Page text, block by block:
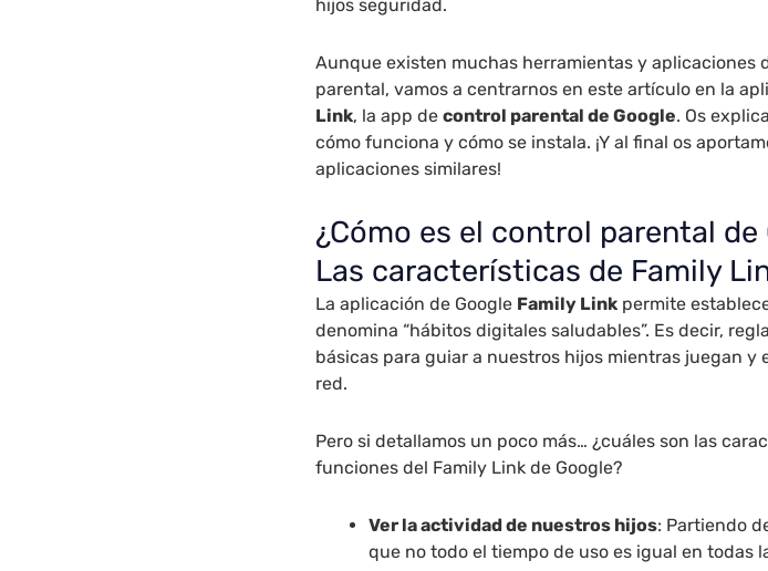
hijos seguridad.
Aunque existen muchas herramientas y aplicaciones
parental, vamos a centrarnos en este artículo en la
Link, la app decontrol parental de Google. Os
cómo funciona y cómo se instala. ¡Y al final os
aplicaciones similares!
¿Cómo es el control parental de
Las características de Family
La aplicación de Google Family Link permite
denomina “hábitos digitales saludables”. Es decir,
básicas para guiar a nuestros hijos mientras juegan y
red.
Pero si detallamos un poco más… ¿cuáles son las
funciones del Family Link de Google?
Ver la actividad de nuestros hijos: Partiendo
que no todo el tiempo de uso es igual en todas